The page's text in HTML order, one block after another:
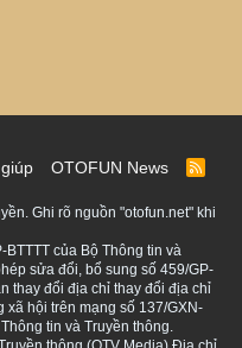
OTOFUN News
R
S
Ghi rõ nguồn "otofun.net" khi
của Bộ Thông tin và
sửa đổi, bổ sung số 459/GP-
thay đổi địa chỉ thay đổi địa chỉ
xã hội trên mạng số 137/GXN-
tin và Truyền thông.